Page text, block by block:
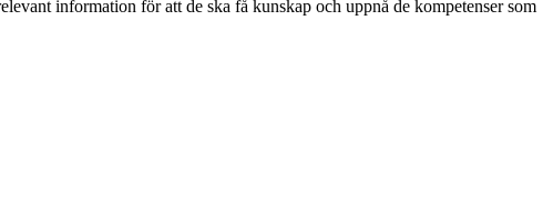
information för att de ska få kunskap och uppnå de kompetenser som